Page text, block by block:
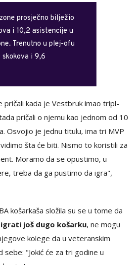
Oklahomu i osvoji titulu, onda je
Statistika mu je bolesna. Ne znam
rano je", rekao je Čendler Parsons,
i Hjustona.
Vilijams, trostruki dobitnik
godine" u NBA ligi, koji je odmah
što ima tripl-dabl sezonunije bio
Vestbruka kao jednog od najvećih
prosječno bilježio
i 10,2 asistencije u
i 9,6
pričali kada je Vestbruk imao tripl-